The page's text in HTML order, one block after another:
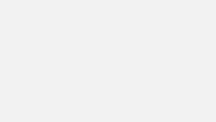
ProfilProfil